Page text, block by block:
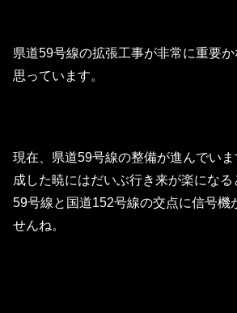
県道59号線の拡張工事が非常に重要
思っています。
現在、県道59号線の整備が進んでい
成した暁にはだいぶ行き来が楽にな
59号線と国道152号線の交点に信号機
せんね。